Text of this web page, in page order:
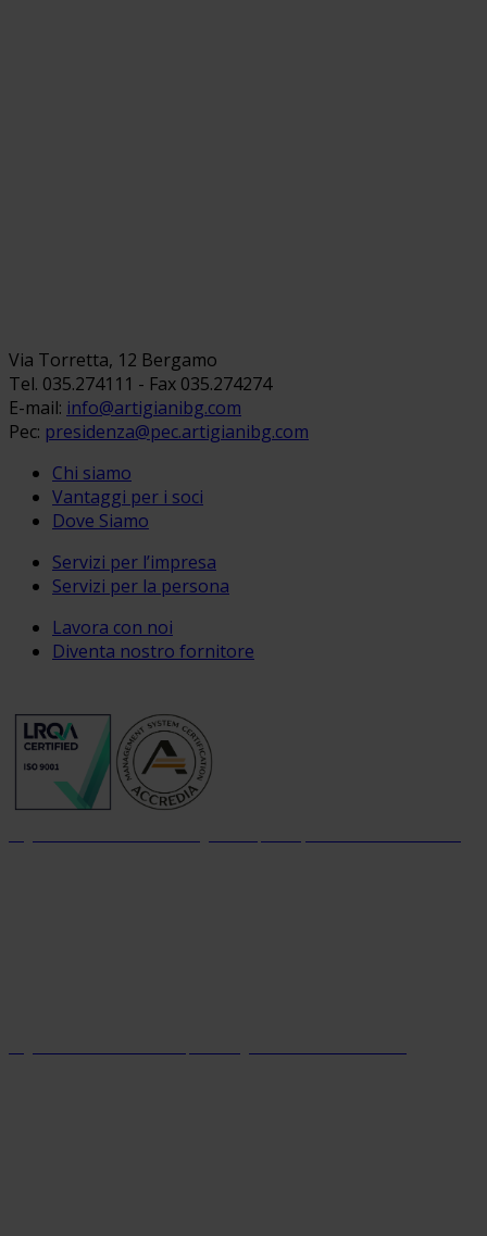
Via Torretta, 12 Bergamo
Tel. 035.274111 - Fax 035.274274
E-mail: info@artigianibg.com
Pec: presidenza@pec.artigianibg.com
Chi siamo
Vantaggi per i soci
Dove Siamo
Servizi per l’impresa
Servizi per la persona
Lavora con noi
Diventa nostro fornitore